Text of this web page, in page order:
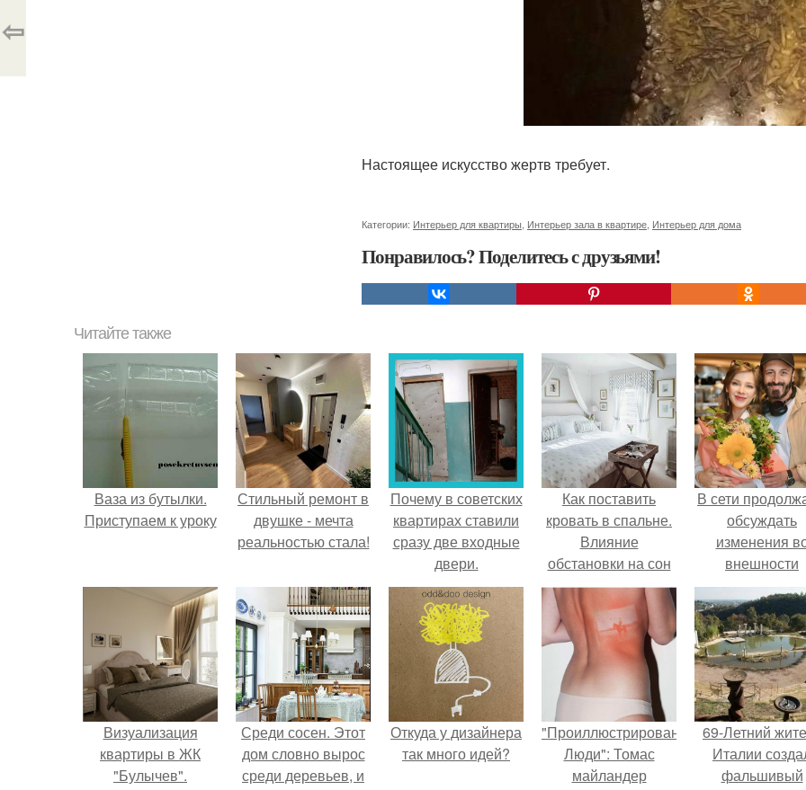
Настоящее искусство жертв требует.
Категории: Интерьер для квартиры Интерьер зала в квартире Интерьер для дома
Понравилось? Поделитесь с друзьями!
⇦
Читайте также
Ваза из бутылки.
Приступаем к уроку
Стильный ремонт в
двушке - мечта
реальностью стала!
Почему в советских
квартирах ставили
сразу две входные
двери.
Как поставить
кровать в спальне.
Влияние
обстановки на сон
В сети
обсуждать
изменения
внешности
актрисы.
Визуализация
квартиры в ЖК
"Булычев".
Среди сосен. Этот
дом словно вырос
среди деревьев, и
Откуда у дизайнера
так много идей?
"Проиллюстрированные
Люди": Томас
майландер
69-Летний
Италии
фальшивый